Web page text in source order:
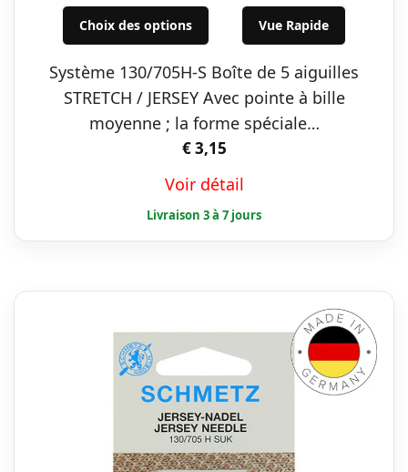
Choix des options
Ce
produit
a
plusieurs
variations.
peuvent
être
choisies
la
produit
Vue Rapide
Système 130/705H-S Boîte de 5 aiguilles
STRETCH / JERSEY Avec pointe à bille
moyenne ; la forme spéciale…
€3,15
Voir détail